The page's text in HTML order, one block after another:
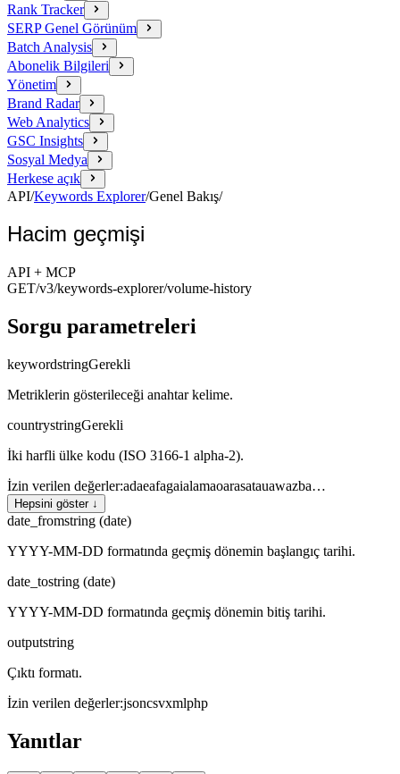
Rank Tracker
SERP Genel Görünüm
Batch Analysis
Abonelik Bilgileri
Yönetim
Brand Radar
Web Analytics
GSC Insights
Sosyal Medya
Herkese açık
API/Keywords Explorer/Genel Bakış/
Hacim geçmişi
API + MCP
GET/v3/keywords-explorer/volume-history
Sorgu parametreleri
keywordstringGerekli
Metriklerin gösterileceği anahtar kelime.
countrystringGerekli
İki harfli ülke kodu (ISO 3166-1 alpha-2).
İzin verilen değerler:adaeafagaialamaoarasatauawazba…
Hepsini göster ↓
date_fromstring (date)
YYYY-MM-DD formatında geçmiş dönemin başlangıç tarihi.
date_tostring (date)
YYYY-MM-DD formatında geçmiş dönemin bitiş tarihi.
outputstring
Çıktı formatı.
İzin verilen değerler:jsoncsvxmlphp
Yanıtlar